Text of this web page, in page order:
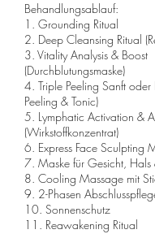
Behandlungsablauf:
1. Grounding Ritual
2. Deep Cleansing Ritual
3. Vitality Analysis & Boost
(Durchblutungsmaske)
4. Triple Peeling Sanft oder
Peeling & Tonic)
5. Lymphatic Activation &
(Wirkstoffkonzentrat)
6. Express Face Sculpting
7. Maske für Gesicht, Hals
8. Cooling Massage mit
9. 2-Phasen
10. Sonnenschutz
11. Reawakening Ritual